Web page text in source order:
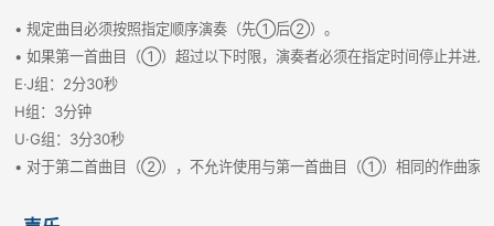
• 规定曲目必须按照指定顺序演奏（先①后②）。
• 如果第一首曲目（①）超过以下时限，演奏者必须在指定时间停止并进
E·J组：2分30秒
H组：3分钟
U·G组：3分30秒
• 对于第二首曲目（②），不允许使用与第一首曲目（①）相同的作曲家